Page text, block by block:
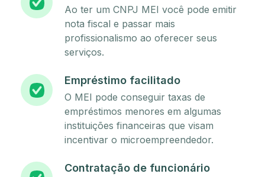
Ao ter um CNPJ MEI você pode emitir
nota fiscal e passar mais
profissionalismo ao oferecer seus
serviços.
Empréstimo facilitado
O MEI pode conseguir taxas de
empréstimos menores em algumas
instituições financeiras que visam
incentivar o microempreendedor.
Contratação de funcionário